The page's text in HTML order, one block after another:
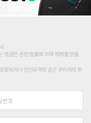
댓글은 관련 법률에 의해 제재를 받을
함되거나 인신공격성 글은 관리자의 판